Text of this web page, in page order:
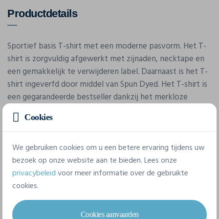
Productdetails
Sportief basis T-shirt met een moderne pasvorm. Het T-
shirt is zorgvuldig afgewerkt met zijnaden, necktape en
een gemakkelijk te verwijderen label. Daarnaast is het T-
shirt ingeverfd door middel van Spun Dyed. Het T-shirt is
een gegarandeerde bestseller dankzij het merkloze
ontwerp en de sterke prijs-/kwaliteitverhouding.
Eigenschappen
Cookies
We gebruiken cookies om u een betere ervaring tijdens uw
bezoek op onze website aan te bieden. Lees onze
privacybeleidvoor meer informatie over de gebruikte
cookies.
Cookies aanvaarden